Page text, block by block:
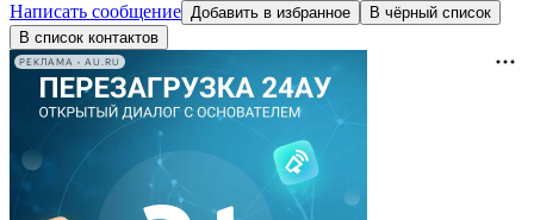
Написать сообщение Добавить в избранное
В чёрный список
В список контактов
РЕКЛАМА • AU.RU